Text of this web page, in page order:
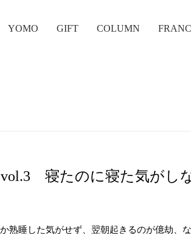
YOMO GIFT COLUMN
vol.3 寝たのに寝た気がし
熟睡した気がせず、翌朝起きるのが億劫、